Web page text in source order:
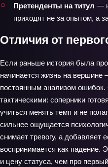
Претенденты на титул —
приходят не за опытом, а
Отличия от
Если раньше история была
начинается жизнь на вершине
постоянным анализом ошибок.
тактическими: соперники
учиться менять темп и не
сильнее ощущается
снимает тревогу, а добавляет
воспринимается как падение.
и цену статуса, чем про